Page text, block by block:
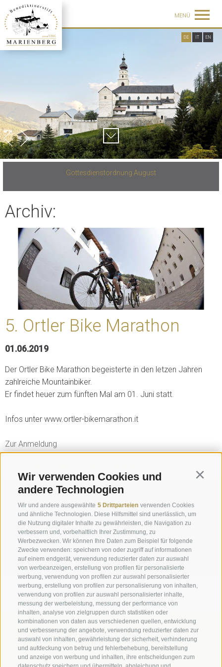
Wir verwenden Cookies und
andere Technologien
Wir und andere ausgewählte 5 Drittparteien verwenden Cookies
und ähnliche Technologien. Diese Hilfsmittel sind unerlässlich, um
die Nutzung digitaler Inhalte zu gewährleisten, die Navigation zu
verbessern und, vorbehaltlich Ihrer Zustimmung, zu
Werbezwecken. Wir können Ihre Daten zum Beispiel für folgende
Zwecke verwenden: speichern von oder zugriff auf informationen
auf einem endgerät, verwendung reduzierter daten zur auswahl
von werbeanzeigen, erstellung von profilen für personalisierte
werbung, verwendung von profilen zur auswahl personalisierter
werbung, erstellung von profilen zur personalisierung von inhalten,
verwendung von profilen zur auswahl personalisierter inhalte,
messung der werbeleistung, messung der performance von
inhalten, analyse von zielgruppen durch statistiken oder
kombinationen von daten aus verschiedenen quellen, entwicklung
und verbesserung der angebote, verwendung reduzierter daten zur
auswahl von inhalten, gewährleistung der sicherheit, verhinderung
und aufdeckung von betrug und fehlerbehebung, bereitstellung
und anzeige von werbung und inhalten, ihre entscheidungen zum
MENÜ
DE IT EN
Gottesdienstordnung August
Archiv:
5. Ortler Bike Marathon
01.06.2019
Der Ortler Bike Marathon begeisterte in den letzen Jahren
zahlreiche Mountainbiker.
Er findet heuer zum fünften Mal am 01. Juni statt.
Infos unter www.ortler-bikemarathon.it
Zur Anmeldung
Anfrage
info@marienberg.it
+39 0473 843980
Impressum | Transparenz | Sitemap | Cookie-Richtlinie
Privacy | Cookie Präferenzen
Benediktinerstift Marienberg
Schlinig 1
39024 Mals
Italien - BZ